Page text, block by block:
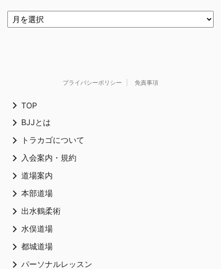
プライバシーポリシー 免責事項
TOP
BJJとは
トラカゴについて
入会案内・規約
道場案内
本部道場
出水鶴柔術
水俣道場
都城道場
パーソナルレッスン